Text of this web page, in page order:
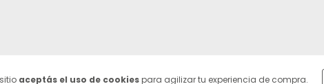
aceptás el uso de cookiespara agilizar tu experiencia de compra.